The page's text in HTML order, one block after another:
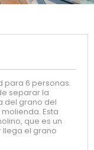
para 6 personas.
separar la
del grano del
Esta
que es un
llega el grano